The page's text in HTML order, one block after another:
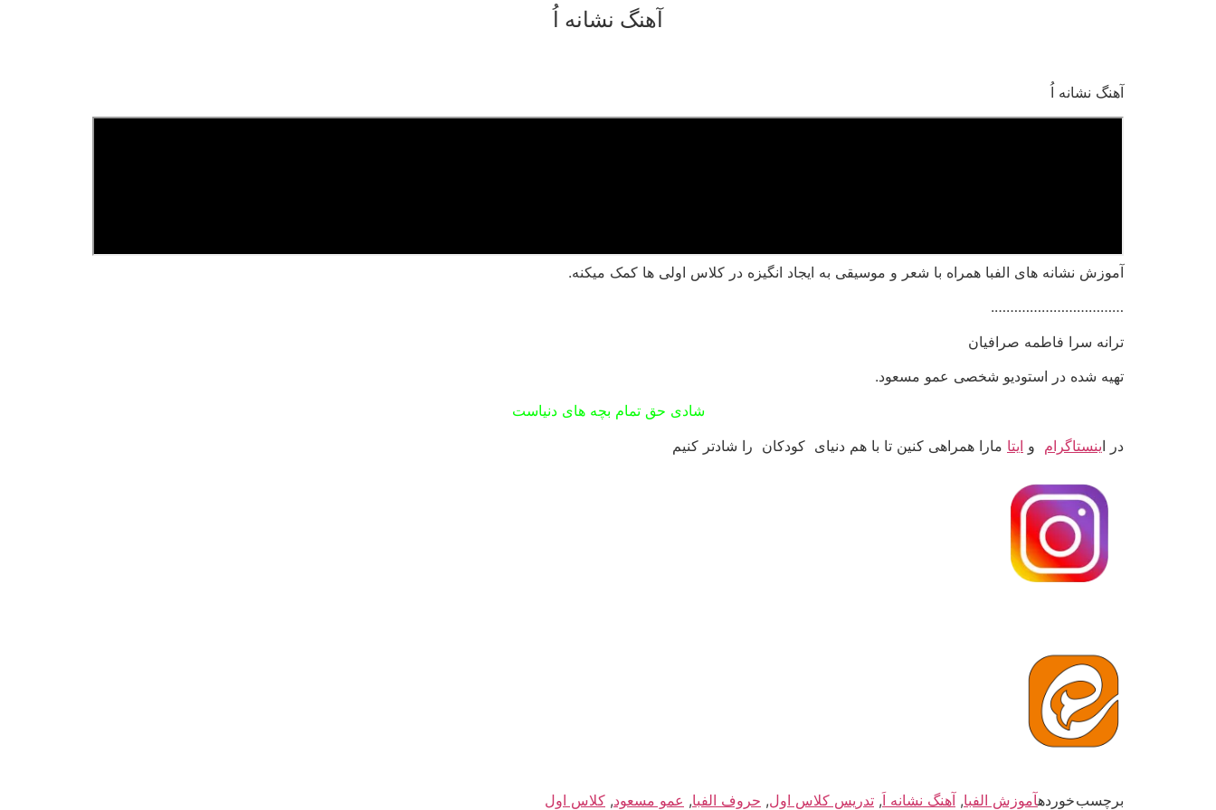
آهنگ نشانه اُ
آهنگ نشانه اُ
آموزش نشانه های الفبا همراه با شعر و موسیقی به ایجاد انگیزه در کلاس اولی ها کمک میکنه.
…………………………….
ترانه سرا فاطمه صرافیان
تهیه شده در استودیو شخصی عمو مسعود.
شادی حق تمام بچه های دنیاست
در اینستاگرام و ایتا مارا همراهی کنین تا با هم دنیای کودکان را شادتر کنیم
برچسب خوردهآموزش الفبا, آهنگ نشانه اَ, تدریس کلاس اول, حروف الفبا, عمو مسعود, کلاس اول